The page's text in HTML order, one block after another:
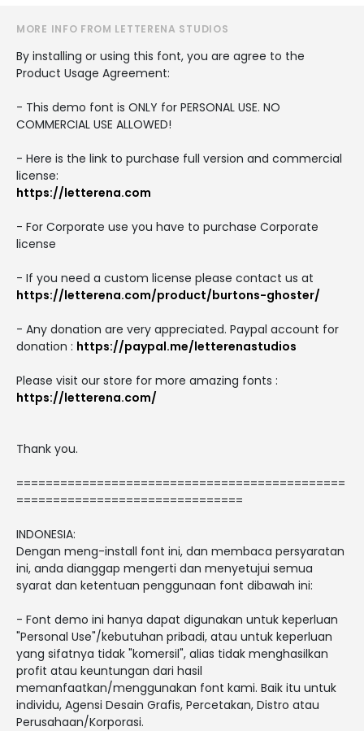
MORE INFO FROM LETTERENA STUDIOS
By installing or using this font, you are agree to the
Product Usage Agreement:
- This demo font is ONLY for PERSONAL USE. NO
COMMERCIAL USE ALLOWED!
- Here is the link to purchase full version and commercial
license:
https://letterena.com
- For Corporate use you have to purchase Corporate
license
- If you need a custom license please contact us at
https://letterena.com/product/burtons-ghoster/
- Any donation are very appreciated. Paypal account for
donation : https://paypal.me/letterenastudios
Please visit our store for more amazing fonts :
https://letterena.com/
Thank you.
=============================================
===============================
INDONESIA:
Dengan meng-install font ini, dan membaca persyaratan
ini, anda dianggap mengerti dan menyetujui semua
syarat dan ketentuan penggunaan font dibawah ini:
- Font demo ini hanya dapat digunakan untuk keperluan
"Personal Use"/kebutuhan pribadi, atau untuk keperluan
yang sifatnya tidak "komersil", alias tidak menghasilkan
profit atau keuntungan dari hasil
memanfaatkan/menggunakan font kami. Baik itu untuk
individu, Agensi Desain Grafis, Percetakan, Distro atau
Perusahaan/Korporasi.